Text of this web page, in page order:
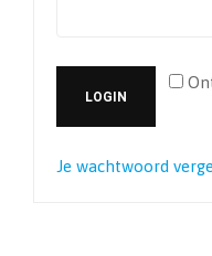
LOGIN
Je wachtwoord